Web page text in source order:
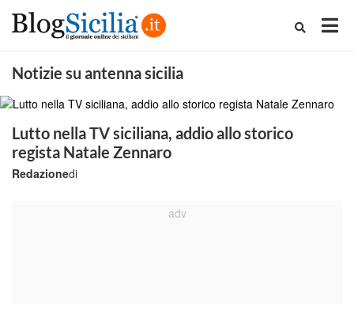
Notizie su antenna sicilia
Lutto nella TV siciliana, addio allo storico
regista Natale Zennaro
di
Redazione